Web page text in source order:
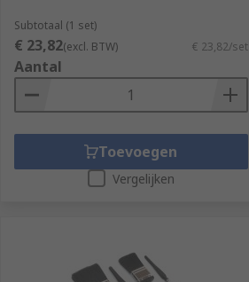
Subtotaal (1 set)
€ 23,82(excl. BTW) € 23,82/set
Aantal
Toevoegen
Vergelijken